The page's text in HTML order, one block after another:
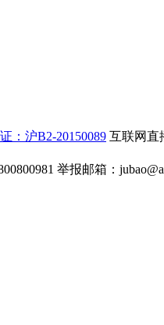
：沪B2-20150089 互联网直
举报邮箱：